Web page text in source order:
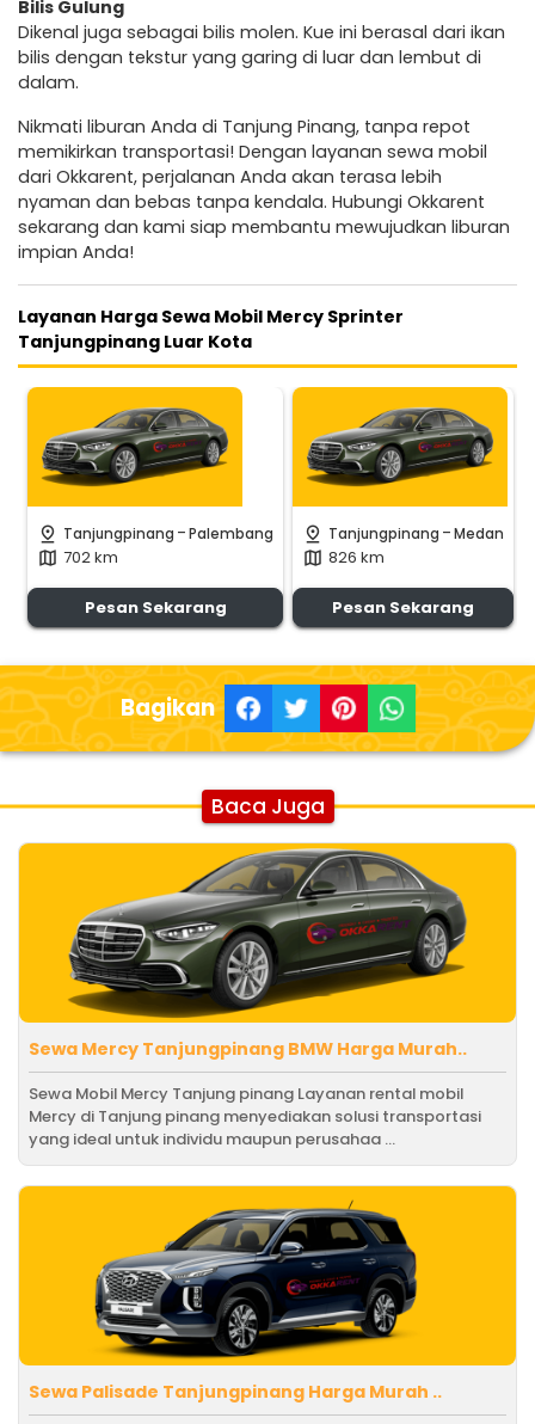
Bilis Gulung
Dikenal juga sebagai bilis molen. Kue ini berasal dari ikan
bilis dengan tekstur yang garing di luar dan lembut di
dalam.
Nikmati liburan Anda di Tanjung Pinang, tanpa repot
memikirkan transportasi! Dengan layanan sewa mobil
dari Okkarent, perjalanan Anda akan terasa lebih
nyaman dan bebas tanpa kendala. Hubungi Okkarent
sekarang dan kami siap membantu mewujudkan liburan
impian Anda!
Layanan Harga Sewa Mobil Mercy Sprinter
Tanjungpinang Luar Kota
pin_drop Tanjungpinang -Palembang
map 702 km
Pesan Sekarang
pin_drop Tanjungpinang -Medan
map 826 km
Pesan Sekarang
Bagikan
Baca Juga
Sewa Mercy Tanjungpinang BMW Harga Murah..
Sewa Mobil Mercy Tanjung pinang Layanan rental mobil
Mercy di Tanjung pinang menyediakan solusi transportasi
yang ideal untuk individu maupun perusahaa ...
Sewa Palisade Tanjungpinang Harga Murah ..